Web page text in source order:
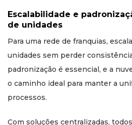
Escalabilidade e
de unidades
Para uma rede de franquias,
unidades sem perder
padronização é essencial, e a
o caminho ideal para manter a
processos.
Com soluções centralizadas,